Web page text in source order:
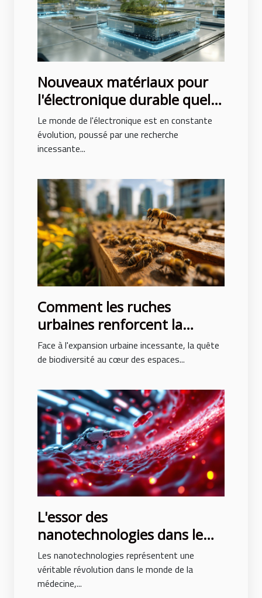
Nouveaux matériaux pour
l'électronique durable quels
progrès attendre
Le monde de l'électronique est en constante
évolution, poussé par une recherche
incessante...
Comment les ruches
urbaines renforcent la
biodiversité en milieu
professionnel
Face à l'expansion urbaine incessante, la quête
de biodiversité au cœur des espaces...
L'essor des
nanotechnologies dans le
domaine médical
innovations thérapeutiques
et perspectives d'avenir
Les nanotechnologies représentent une
véritable révolution dans le monde de la
médecine,...